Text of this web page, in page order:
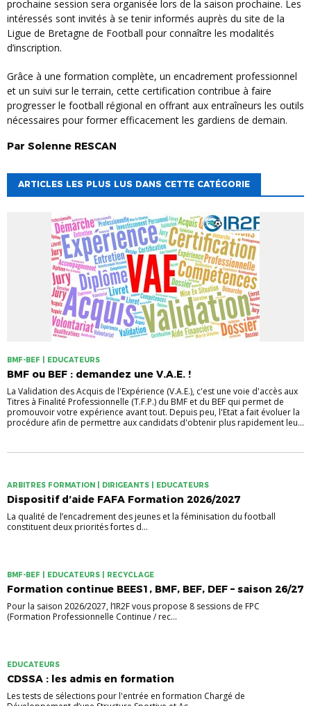
prochaine session sera organisée lors de la saison prochaine. Les
intéressés sont invités à se tenir informés auprès du site de la
Ligue de Bretagne de Football pour connaître les modalités
d’inscription.
Grâce à une formation complète, un encadrement professionnel
et un suivi sur le terrain, cette certification contribue à faire
progresser le football régional en offrant aux entraîneurs les outils
nécessaires pour former efficacement les gardiens de demain.
Par Solenne RESCAN
ARTICLES LES PLUS LUS DANS CETTE CATÉGORIE
BMF-BEF | EDUCATEURS
BMF ou BEF : demandez une V.A.E. !
La Validation des Acquis de l'Expérience (V.A.E.), c'est une voie d'accès aux
Titres à Finalité Professionnelle (T.F.P.) du BMF et du BEF qui permet de
promouvoir votre expérience avant tout. Depuis peu, l'Etat a fait évoluer la
procédure afin de permettre aux candidats d'obtenir plus rapidement leu...
ARBITRES FORMATION | DIRIGEANTS | EDUCATEURS
Dispositif d’aide FAFA Formation 2026/2027
La qualité de l’encadrement des jeunes et la féminisation du football
constituent deux priorités fortes d...
BMF-BEF | EDUCATEURS | RECYCLAGE
Formation continue BEES1, BMF, BEF, DEF – saison 26/27
Pour la saison 2026/2027, l’IR2F vous propose 8 sessions de FPC
(Formation Professionnelle Continue / rec...
EDUCATEURS
CDSSA : les admis en formation
Les tests de sélections pour l'entrée en formation Chargé de